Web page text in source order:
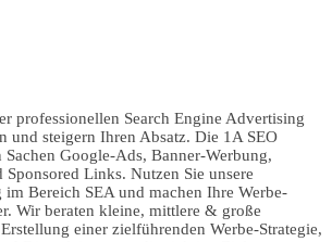
professionellen Search Engine Advertising
und steigern Ihren Absatz. Die 1A SEO
Google-Ads, Banner-Werbung,
Links. Nutzen Sie unsere
Bereich SEA und machen Ihre Werbe-
Wir beraten kleine, mittlere & große
einer zielführenden Werbe-Strategie,